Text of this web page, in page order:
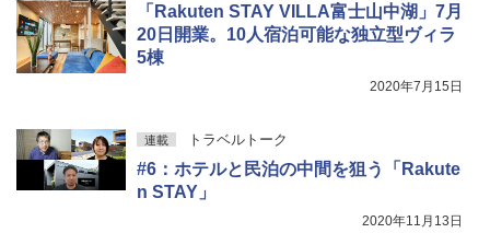
「Rakuten STAY VILLA富士山中湖」7月
20日開業。10人宿泊可能な独立型ヴィラ
5棟
2020年7月15日
連載 トラベルトーク
#6：ホテルと民泊の中間を狙う「Rakute
n STAY」
2020年11月13日